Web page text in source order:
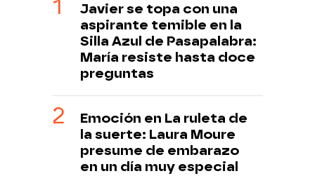
Javier se topa con una
aspirante temible en la
Silla Azul de Pasapalabra:
María resiste hasta doce
preguntas
Emoción en La ruleta de
la suerte: Laura Moure
presume de embarazo
en un día muy especial